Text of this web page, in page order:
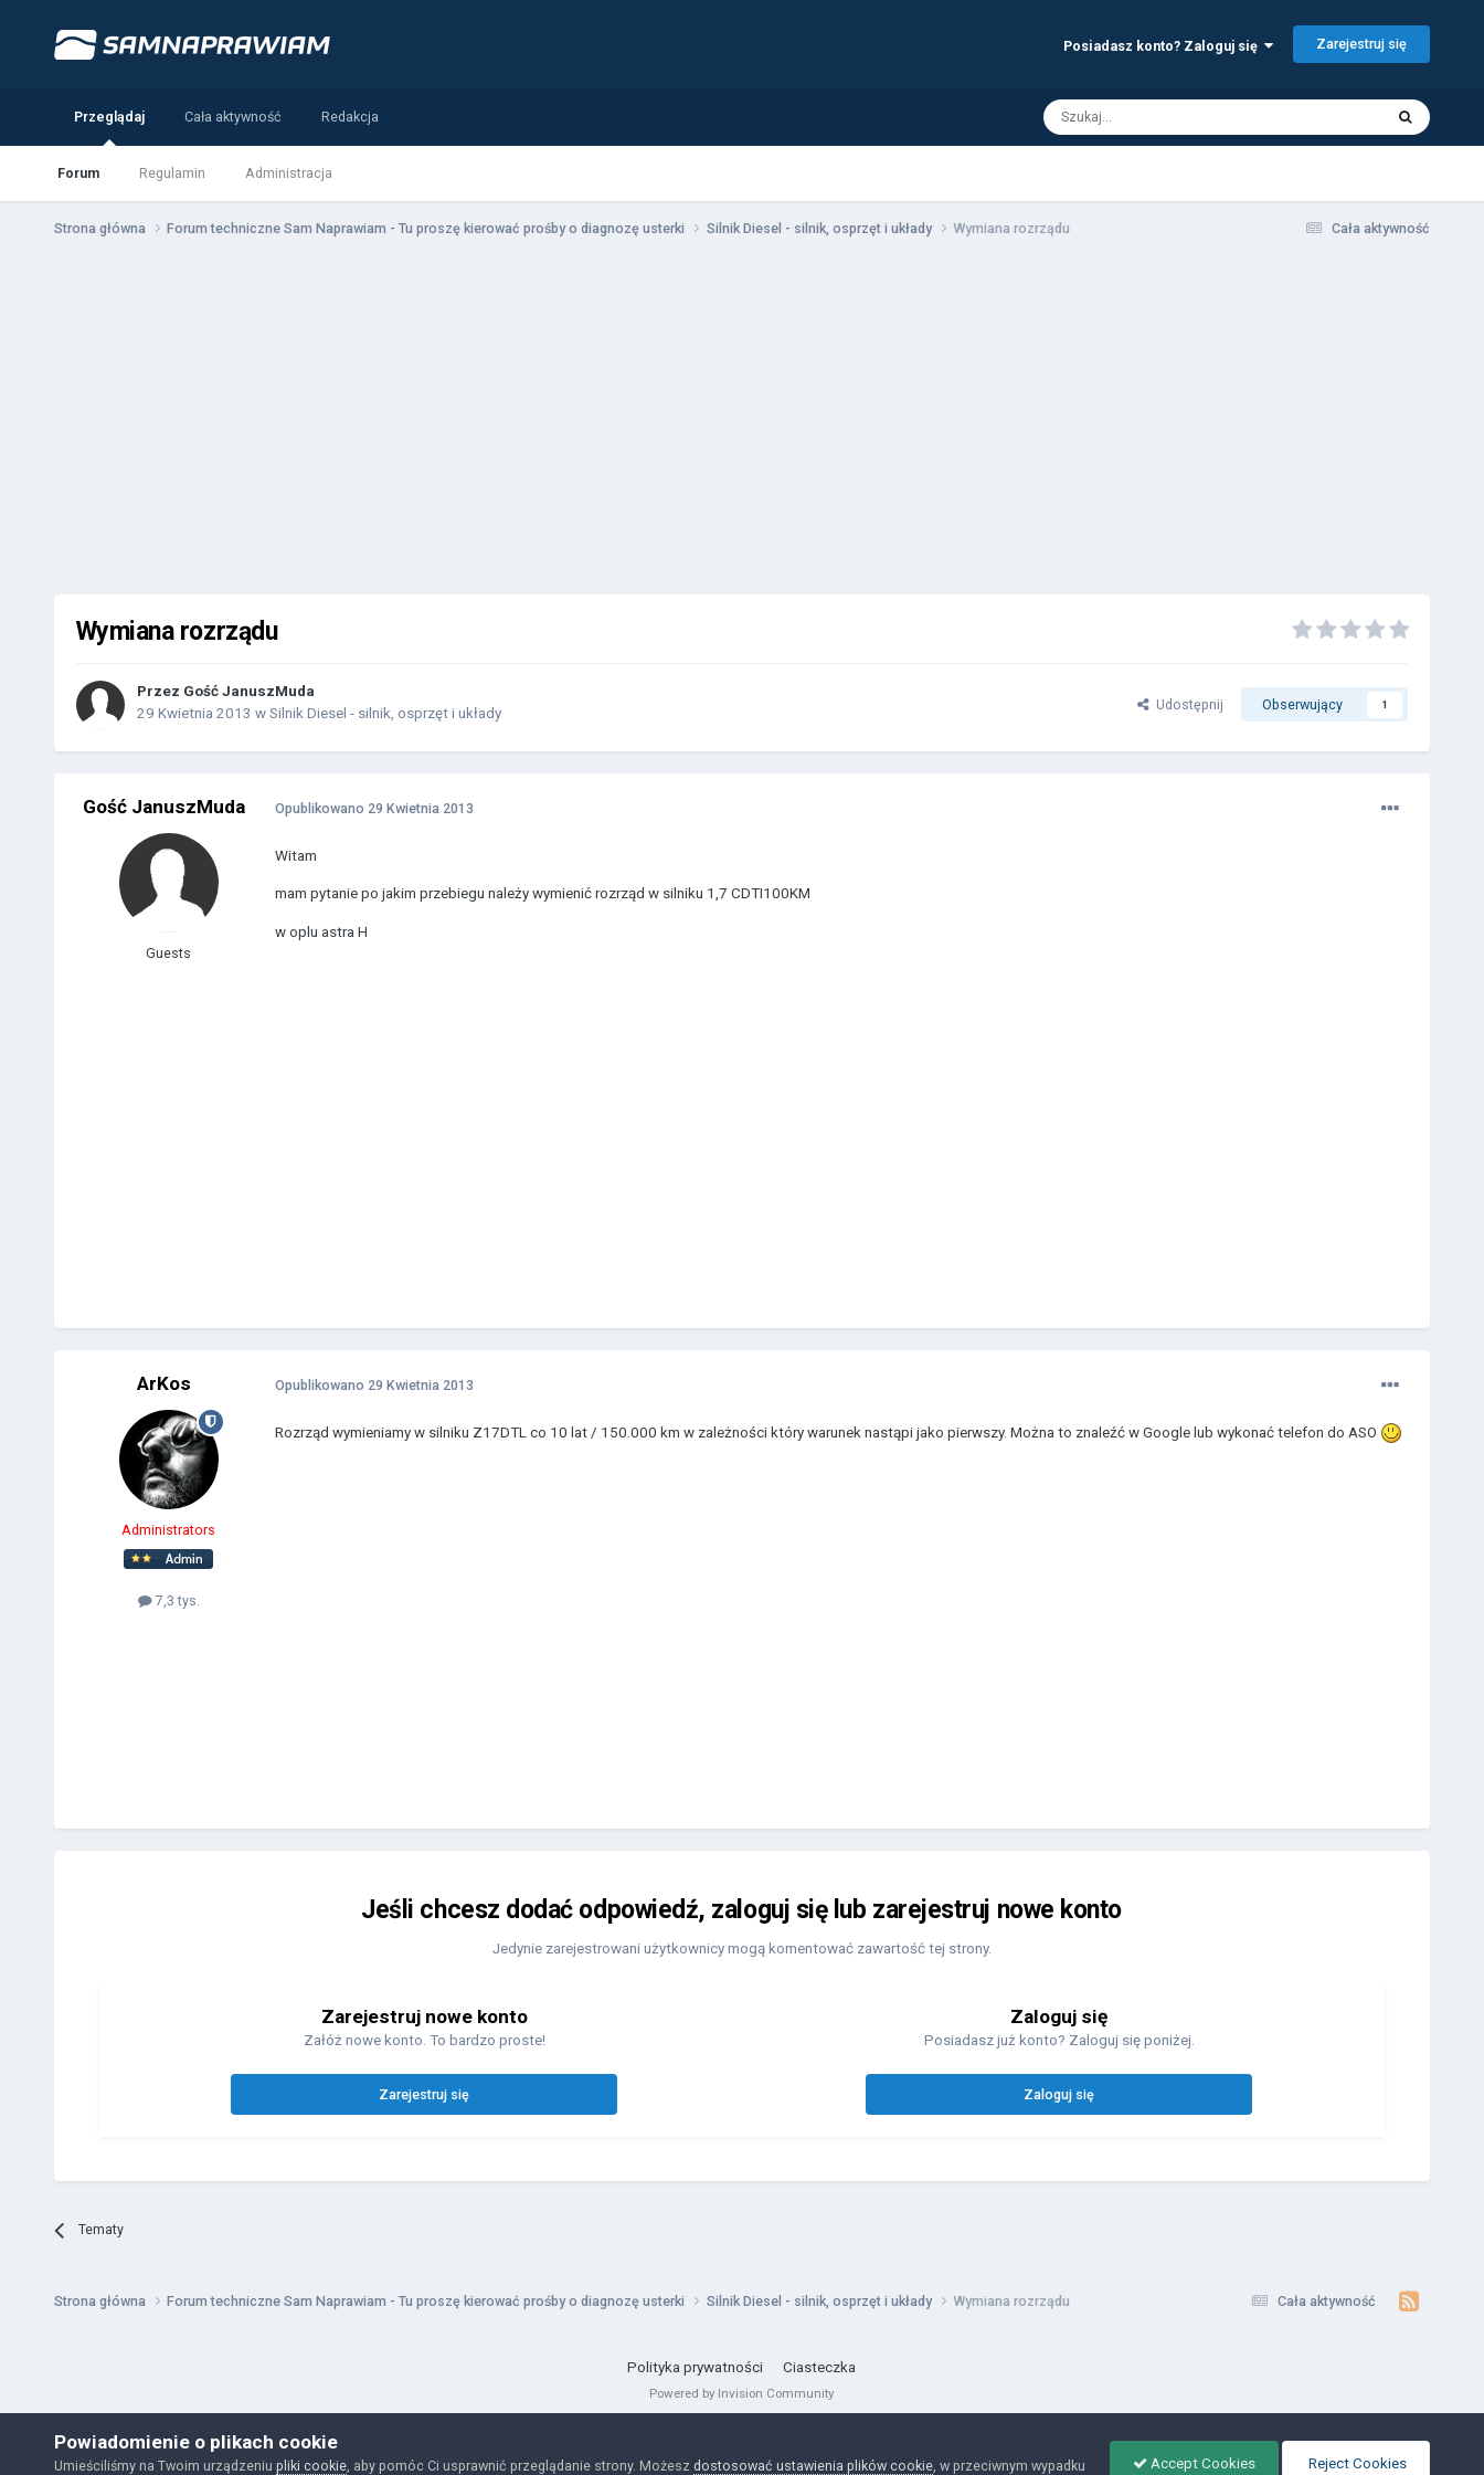
Posiadasz konto? Zaloguj się Zarejestruj się
Przeglądaj
Forum Regulamin Administracja
Cała aktywność Redakcja
Cała aktywność
Strona główna Forum techniczne Sam Naprawiam - Tu proszę kierować prośby o diagnozę usterki Silnik Diesel - silnik, osprzęt i układy Wymiana rozrządu
Wymiana rozrządu
Przez Gość JanuszMuda
29 Kwietnia 2013 w Silnik Diesel - silnik, osprzęt i układy Udostępnij Obserwujący 1
Gość JanuszMuda
Guests
Opublikowano 29 Kwietnia 2013
Witam
mam pytanie po jakim przebiegu należy wymienić rozrząd w silniku 1,7 CDTI100KM
w oplu astra H
ArKos
Administrators
7,3 tys.
Opublikowano 29 Kwietnia 2013
Rozrząd wymieniamy w silniku Z17DTL co 10 lat / 150.000 km w zależności który warunek nastąpi jako pierwszy. Można to znaleźć w Google lub wykonać telefon do ASO
Jeśli chcesz dodać odpowiedź, zaloguj się lub zarejestruj nowe konto
Jedynie zarejestrowani użytkownicy mogą komentować zawartość tej strony.
Zarejestruj nowe konto
Załóż nowe konto. To bardzo proste!
Zarejestruj się
Zaloguj się
Posiadasz już konto? Zaloguj się poniżej.
Zaloguj się
Tematy
Cała aktywność
Strona główna Forum techniczne Sam Naprawiam - Tu proszę kierować prośby o diagnozę usterki Silnik Diesel - silnik, osprzęt i układy Wymiana rozrządu
Polityka prywatności Ciasteczka
Powered by Invision Community
Powiadomienie o plikach cookie
Umieściliśmy na Twoim urządzeniu pliki cookie, aby pomóc Ci usprawnić przeglądanie strony. Możesz dostosować ustawienia plików cookie, w przeciwnym wypadku Accept Cookies Reject Cookies